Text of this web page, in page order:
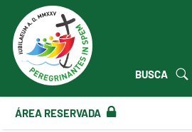
BUSCA
ÁREA RESERVADA